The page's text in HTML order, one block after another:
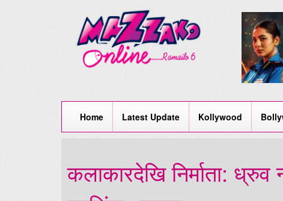
Home Latest Update Kollywood
कलाकारदेखि निर्माता: ध्रुव